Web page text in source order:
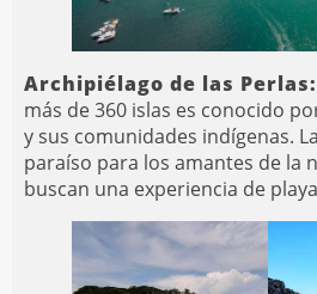
Archipiélago de las Perlas:
más de 360 islas es conocido
y sus comunidades indígenas.
paraíso para los amantes de la
buscan una experiencia de